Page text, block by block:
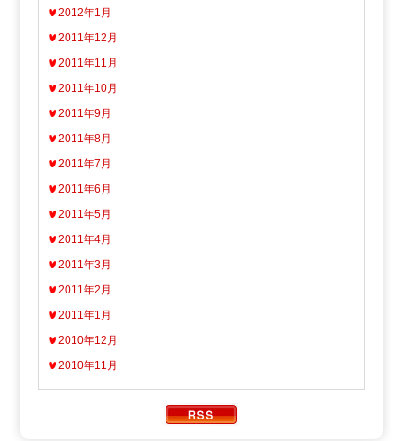
2012年1月
2011年12月
2011年11月
2011年10月
2011年9月
2011年8月
2011年7月
2011年6月
2011年5月
2011年4月
2011年3月
2011年2月
2011年1月
2010年12月
2010年11月